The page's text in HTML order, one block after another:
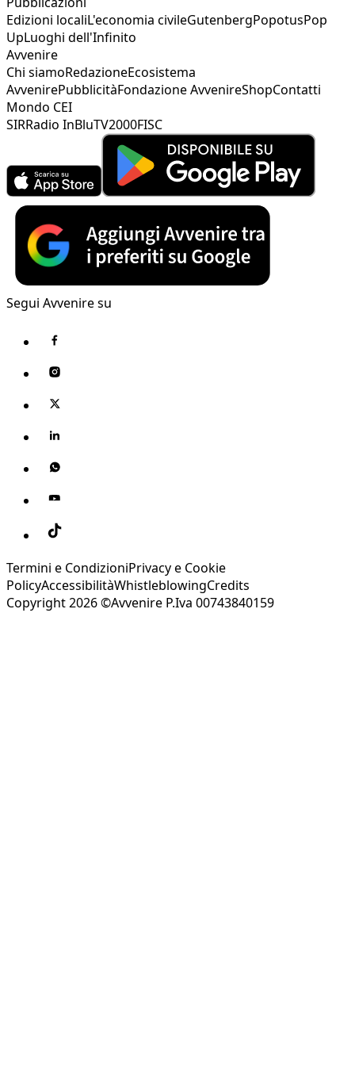
Edizioni localiL'economia civileGutenbergPopotusPop
UpLuoghi dell'Infinito
Avvenire
Chi siamoRedazioneEcosistema
AvvenirePubblicitàFondazione AvvenireShopContatti
Mondo CEI
SIRRadio InBluTV2000FISC
Segui Avvenire su
Termini e CondizioniPrivacy e Cookie
PolicyAccessibilitàWhistleblowingCredits
Copyright 2026 ©Avvenire P.Iva 00743840159